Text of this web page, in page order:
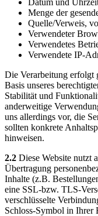
Datum und
Menge der
Quelle/Verweis,
Verwendeter
Verwendetes
Verwendete IP-
Die Verarbeitung
Basis unseres
Stabilität und
anderweitige
uns allerdings vor, die
sollten konkrete
hinweisen.
2.2 Diese Website nutzt
Übertragung
Inhalte (z.B.
eine SSL-bzw. TLS-
verschlüsselte
Schloss-Symbol in Ihrer